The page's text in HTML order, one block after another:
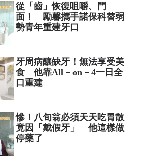
從「齒」恢復咀嚼、門
面！ 勵馨攜手諾保科替弱
勢青年重建牙口
牙周病釀缺牙！無法享受美
食 他靠All－on－4一日全
口重建
慘！八旬翁必須天天吃胃散
竟因「戴假牙」 他這樣做
停藥了